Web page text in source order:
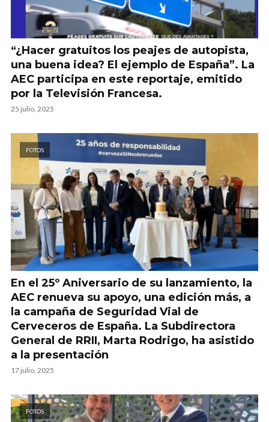
“¿Hacer gratuitos los peajes de autopista,
una buena idea? El ejemplo de España”. La
AEC participa en este reportaje, emitido
por la Televisión Francesa.
25 julio, 2025
FOTOS
En el 25º Aniversario de su lanzamiento, la
AEC renueva su apoyo, una edición más, a
la campaña de Seguridad Vial de
Cerveceros de España. La Subdirectora
General de RRII, Marta Rodrigo, ha asistido
a la presentación
17 julio, 2025
FOTOS